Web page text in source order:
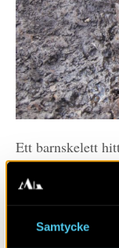
Samtycke
Ett barnskelett